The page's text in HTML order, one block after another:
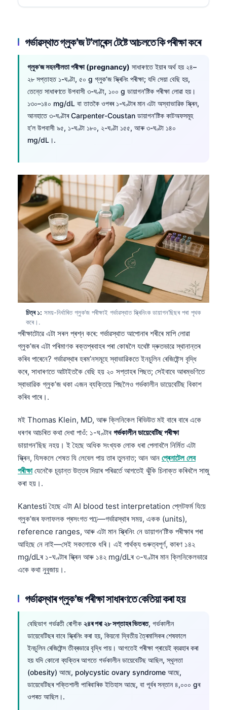
গৰ্ভাৱস্থাত গ্লুক’জ ট’লাৰেন্স টেষ্টে আচলতে কি পৰীক্ষা কৰে
গ্লুক’জ সহনশীলতা পৰীক্ষা (pregnancy) সাধাৰণতে ইয়াৰ অৰ্থ হয় ২৪–
২৮ সপ্তাহত ১-ঘণ্টা, ৫০ g গ্লুক’জ স্ক্ৰিনিং পৰীক্ষা; যদি সেয়া বেছি হয়,
তেন্তে সাধাৰণতে উপবাসী ৩-ঘণ্টা, ১০০ g ডায়াগন’ষ্টিক পৰীক্ষা লোৱা হয়।
১৩০–১৪০ mg/dL বা তাতকৈ ওপৰৰ ১-ঘণ্টাৰ মান এটা অস্বাভাৱিক স্ক্ৰিন,
আনহাতে ৩-ঘণ্টাৰ Carpenter-Coustan ডায়াগন’ষ্টিক কাটঅফসমূহ
হ’ল উপবাসী ৯৫, ১-ঘণ্টা ১৮০, ২-ঘণ্টা ১৫৫, আৰু ৩-ঘণ্টা ১৪০
mg/dL।.
চিত্ৰ ১: সময়-নিৰ্ধাৰিত গ্লুক’জ পৰীক্ষাই গৰ্ভাৱস্থাত স্ক্ৰিনিংক ডায়াগন’ছিছৰ পৰা পৃথক
কৰে।.
পৰীক্ষাটোৱে এটা সৰল প্ৰশ্ন কৰে: গৰ্ভাৱস্থাত আপোনাৰ শৰীৰে মাপি লোৱা
গ্লুক’জৰ এটা পৰিমাণক ৰক্তপ্ৰবাহৰ পৰা কোষলৈ যথেষ্ট দ্ৰুতভাৱে স্থানান্তৰ
কৰিব পাৰেনে? গৰ্ভাৱস্থাৰ হৰম’নসমূহে স্বাভাৱিকতে ইনচুলিন ৰেজিষ্টেন্স বৃদ্ধি
কৰে, সাধাৰণতে আটাইতকৈ বেছি হয় ২০ সপ্তাহৰ পিছত; সেইবাবে আৰম্ভণিতে
স্বাভাৱিক গ্লুক’জ থকা এজন ব্যক্তিয়ে পিছলৈও গৰ্ভকালীন ডায়েবেটিছ বিকাশ
কৰিব পাৰে।.
মই Thomas Klein, MD, আৰু ক্লিনিকেল ৰিভিউত মই বাৰে বাৰে একে
ধৰণৰ আচৰিত কথা দেখা পাওঁ: ১-ঘণ্টাৰ গৰ্ভকালীন ডায়েবেটিছ পৰীক্ষা
ডায়াগন’ছিছ নহয়। ই হৈছে অধিক সংখ্যক লোক ধৰা পেলাবলৈ নিৰ্মিত এটা
স্ক্ৰিন, যিসকলে শেষত যি লেবেল পায় তাৰ তুলনাত; আন আন প্ৰেনাটেল লেব
পৰীক্ষাযেনেকৈ চূড়ান্ত উত্তৰ দিয়াৰ পৰিৱর্তে আগতেই ঝুঁকি চিনাক্ত কৰিবলৈ সাজু
কৰা হয়।.
Kantesti হৈছে এটা AI blood test interpretation প্লেটফৰ্ম যিয়ে
গ্লুক’জৰ ফলাফলক প্ৰসংগত পঢ়ে—গৰ্ভাৱস্থাৰ সময়, একক (units),
reference ranges, আৰু এটা মান স্ক্ৰিনিং নে ডায়াগন’ষ্টিক পৰীক্ষাৰ পৰা
আহিছে নে নাই—সেই সকলোকে ধৰি। এই পাৰ্থক্য গুৰুত্বপূৰ্ণ, কাৰণ ১৪২
mg/dLৰ ১-ঘণ্টাৰ স্ক্ৰিন আৰু ১৪২ mg/dLৰ ৩-ঘণ্টাৰ মান ক্লিনিকেলভাৱে
একে কথা নুবুজায়।.
গৰ্ভাৱস্থাৰ গ্লুক’জ পৰীক্ষা সাধাৰণতে কেতিয়া কৰা হয়
বেছিভাগ গৰ্ভৱতী ৰোগীক ২৪ৰ পৰা ২৮ সপ্তাহৰ ভিতৰত, গৰ্ভকালীন
ডায়েবেটিছৰ বাবে স্ক্ৰিনিং কৰা হয়, কিয়নো দ্বিতীয় ত্ৰৈমাসিকৰ শেষফালে
ইনচুলিন ৰেজিষ্টেন্স তীব্ৰভাৱে বৃদ্ধি পায়। আগতেই পৰীক্ষা প্ৰায়েই ব্যৱহাৰ কৰা
হয় যদি কোনো ব্যক্তিৰ আগতে গৰ্ভকালীন ডায়েবেটিছ আছিল, স্থূলতা
(obesity) আছে, polycystic ovary syndrome আছে,
ডায়েবেটিছৰ শক্তিশালী পাৰিবাৰিক ইতিহাস আছে, বা পূৰ্বৰ সন্তান ৪,০০০ gৰ
ওপৰত আছিল।.